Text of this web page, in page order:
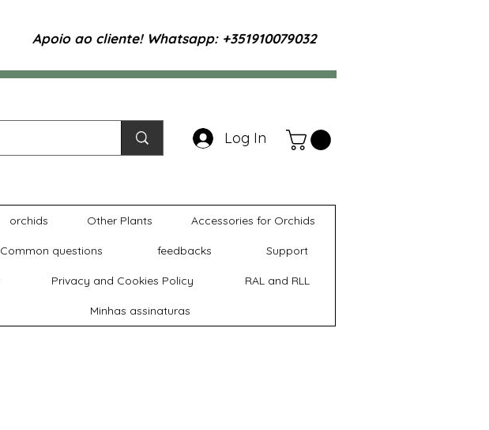
Apoio ao cliente! Whatsapp: +351910079032
Log In
orchids Other Plants Accessories for Orchids
Common questions feedbacks Support
Privacy and Cookies Policy RAL and RLL
Minhas assinaturas